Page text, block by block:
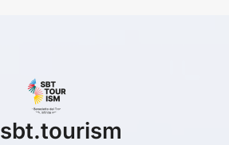
sbt.tourism